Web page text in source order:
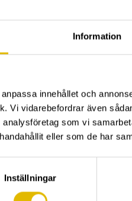
Information
innehållet och
Vi vidarebefordrar även
som vi
eller som de har
Inställningar
6
50 2
60 2
6
60 2
100 2
6
100 2
8
60 3